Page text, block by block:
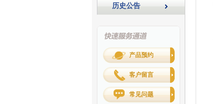
历史公告
产品预约
客户留言
常见问题